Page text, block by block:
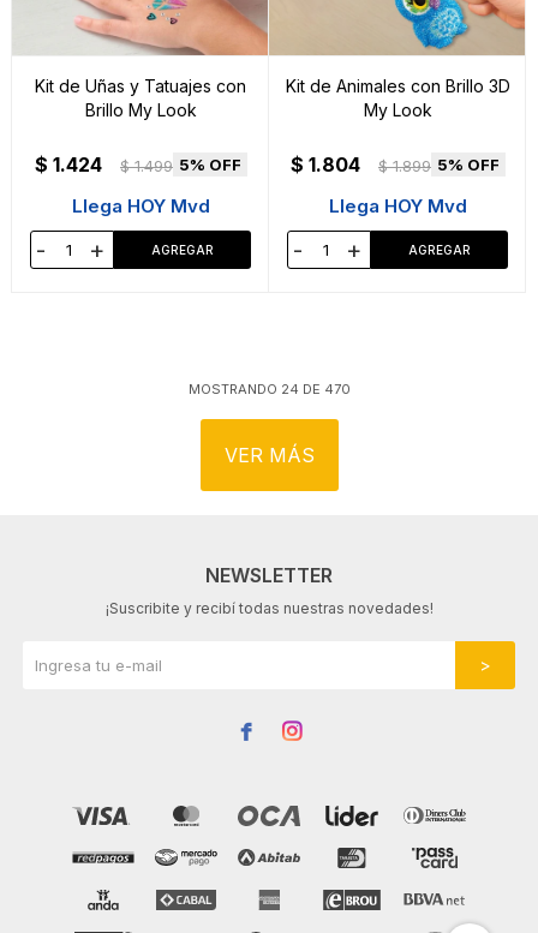
Kit de Uñas y Tatuajes con
Brillo My Look
$ 1.424 $ 1.499 5
Llega HOY Mvd
- +
Kit de Animales con Brillo 3D
My Look
$ 1.804 $ 1.899 5
Llega HOY Mvd
- +
MOSTRANDO 24 DE 470
VER MÁS
NEWSLETTER
¡Suscribite y recibí todas nuestras novedades!
 